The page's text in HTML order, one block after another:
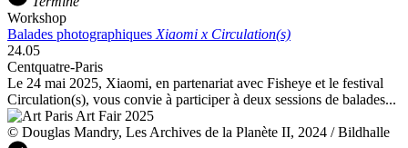
Workshop
Balades photographiques Xiaomi x Circulation(s)
24.05
Centquatre-Paris
Le 24 mai 2025, Xiaomi, en partenariat avec Fisheye et le festival
Circulation(s), vous convie à participer à deux sessions de balades...
© Douglas Mandry, Les Archives de la Planète II, 2024 / Bildhalle